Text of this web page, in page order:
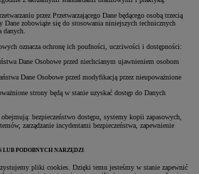
przez Przetwarzającego Dane będącego osobą trzecią
zobowiąże się do stosowania niniejszych technicznych
danych.
oznacza ochronę ich poufności, uczciwości i dostępności:
Dane Osobowe przed niechcianym ujawnieniem osobom
Dane Osobowe przed modyfikacją przez nieupoważnione
strony będą w stanie uzyskać dostęp do Danych
bezpieczeństwo dostępu, systemy kopii zapasowych,
zarządzanie incydentami bezpieczeństwa, zapewnienie
LUB PODOBNYCH NARZĘDZI
pliki cookies. Dzięki temu jesteśmy w stanie zapewnić